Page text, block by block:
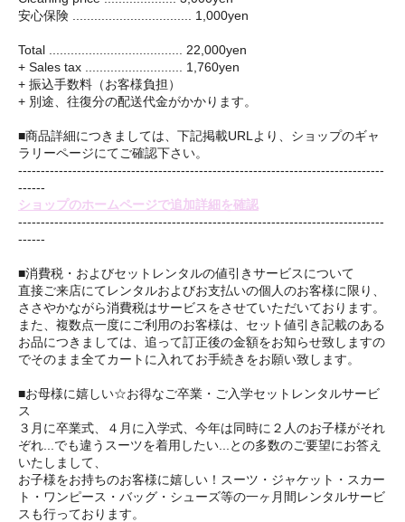
安心保険 ................................. 1,000yen
Total ..................................... 22,000yen
+ Sales tax ........................... 1,760yen
+ 振込手数料（お客様負担）
+ 別途、往復分の配送代金がかかります。
■商品詳細につきましては、下記掲載URLより、ショップのギャ
ラリーページにてご確認下さい。
---------------------------------------------------------------------------------
------
ショップのホームページで追加詳細を確認
---------------------------------------------------------------------------------
------
■消費税・およびセットレンタルの値引きサービスについて
直接ご来店にてレンタルおよびお支払いの個人のお客様に限り、
ささやかながら消費税はサービスをさせていただいております。
また、複数点一度にご利用のお客様は、セット値引き記載のある
お品につきましては、追って訂正後の金額をお知らせ致しますの
でそのまま全てカートに入れてお手続きをお願い致します。
■お母様に嬉しい☆お得なご卒業・ご入学セットレンタルサービ
ス
３月に卒業式、４月に入学式、今年は同時に２人のお子様がそれ
ぞれ...でも違うスーツを着用したい...との多数のご要望にお答え
いたしまして、
お子様をお持ちのお客様に嬉しい！スーツ・ジャケット・スカー
ト・ワンピース・バッグ・シューズ等の一ヶ月間レンタルサービ
スも行っております。